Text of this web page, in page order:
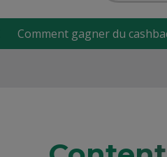
Comment gagner du